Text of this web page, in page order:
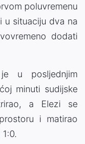
poluvremenu
u situaciju dva na
dodati
u posljednjim
minuti sudijske
a Elezi se
i matirao